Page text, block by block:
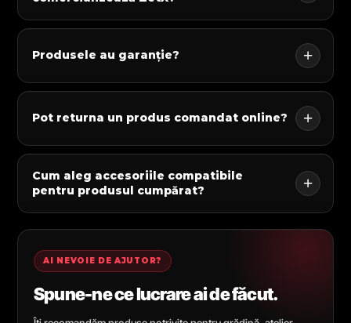
Produsele au garanție?
Pot returna un produs comandat online?
Cum aleg accesoriile compatibile
pentru produsul cumpărat?
AI NEVOIE DE AJUTOR?
Spune-ne ce lucrare ai de făcut.